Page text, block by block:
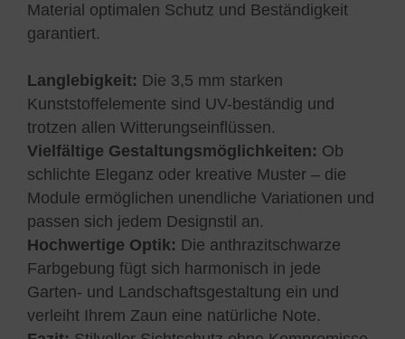
Material optimalen Schutz und Beständigkeit
garantiert.
Langlebigkeit: Die 3,5 mm starken
Kunststoffelemente sind UV-beständig und
trotzen allen Witterungseinflüssen.
Vielfältige Gestaltungsmöglichkeiten: Ob
schlichte Eleganz oder kreative Muster – die
Module ermöglichen unendliche Variationen und
passen sich jedem Designstil an.
Hochwertige Optik: Die anthrazitschwarze
Farbgebung fügt sich harmonisch in jede
Garten- und Landschaftsgestaltung ein und
verleiht Ihrem Zaun eine natürliche Note.